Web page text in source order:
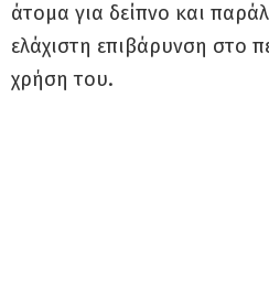
άτομα για δείπνο και
ελάχιστη επιβάρυνση στο
χρήση του.